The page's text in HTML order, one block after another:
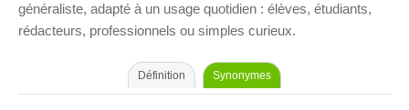
généraliste, adapté à un usage quotidien : élèves, étudiants,
rédacteurs, professionnels ou simples curieux.
Définition Synonymes